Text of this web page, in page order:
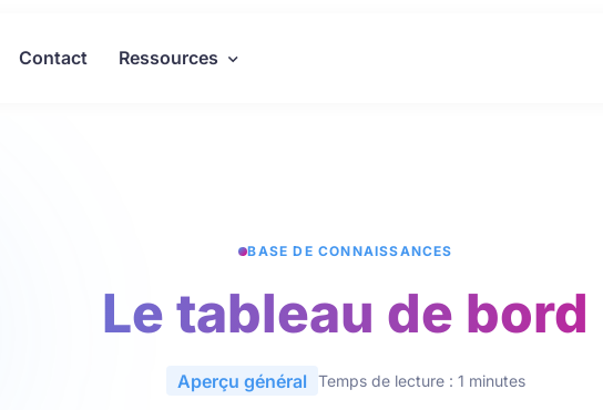
Contact Ressources
BASE DE CONNAISSANCES
Le tableau de bord
Aperçu général Temps de lecture : 1 minutes